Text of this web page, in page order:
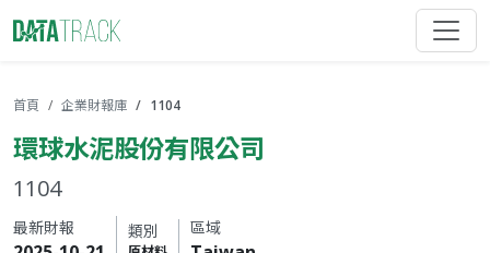
首頁 企業財報庫 1104
環球水泥股份有限公司
1104
最新財報 類別 區域